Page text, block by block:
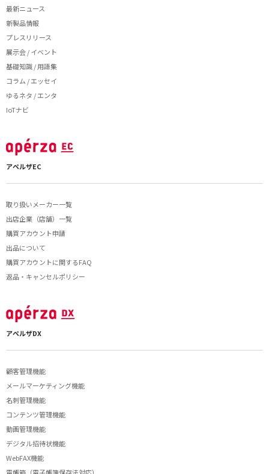
最新ニュース
新製品情報
プレスリリース
展示会 / イベント
基礎知識 / 用語集
コラム / エッセイ
ゆるネタ / エンタ
IoTナビ
アペルザEC
取り扱いメーカー一覧
出店企業（店舗）一覧
購買アカウント申請
出品について
購買アカウントに関するFAQ
返品・キャンセルポリシー
アペルザDX
顧客管理機能
メールマーケティング機能
名刺管理機能
コンテンツ管理機能
動画管理機能
デジタル招待状機能
WebFAX機能